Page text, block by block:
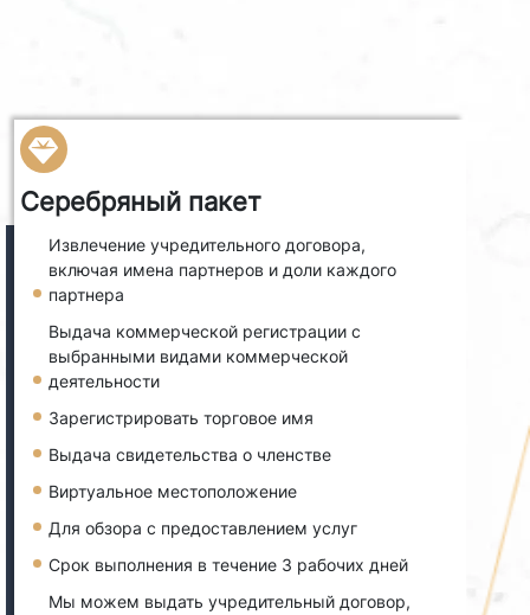
Серебряный пакет
Извлечение учредительного договора,
включая имена партнеров и доли каждого
партнера
Выдача коммерческой регистрации с
выбранными видами коммерческой
деятельности
Зарегистрировать торговое имя
Выдача свидетельства о членстве
Виртуальное местоположение
Для обзора с предоставлением услуг
Срок выполнения в течение 3 рабочих дней
Мы можем выдать учредительный договор,